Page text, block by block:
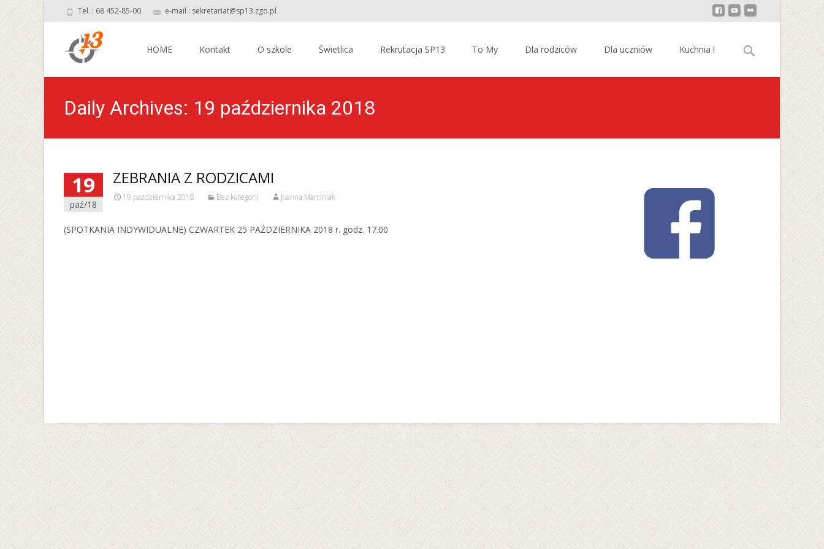
Tel. : 68 452-85-00 e-mail : sekretariat@sp13.zgo.pl
HOME Kontakt O szkole Świetlica Rekrutacja SP13 To My Dla rodziców Dla uczniów Kuchnia ! Szukaj:
Daily Archives: 19 października 2018
19
paź/18
ZEBRANIA Z RODZICAMI
19 października 2018 Bez kategorii Joanna.Marciniak
(SPOTKANIA INDYWIDUALNE) CZWARTEK 25 PAŹDZIERNIKA 2018 r. godz. 17.00